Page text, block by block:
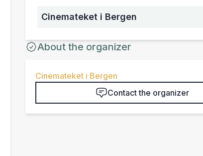
Cinemateket i Bergen
About the organizer
Cinemateket i Bergen
Contact the organizer